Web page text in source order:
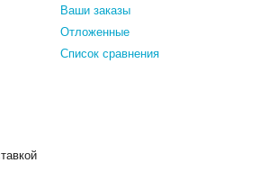
Ваши заказы
Отложенные
Список сравнения